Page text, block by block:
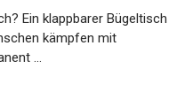
Ein klappbarer Bügeltisch
kämpfen mit
…